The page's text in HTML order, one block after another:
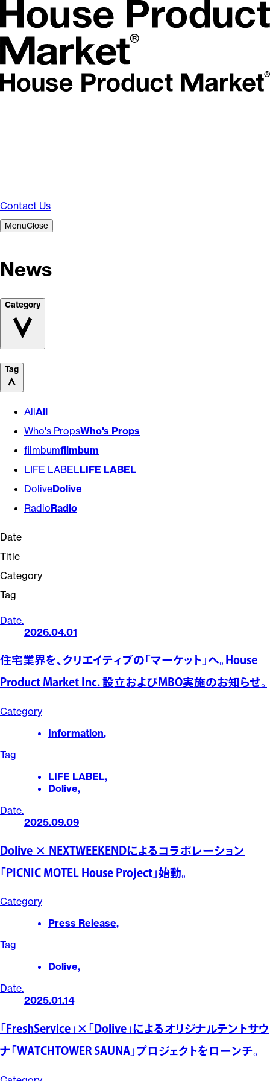
Contact Us
MenuClose
News
Category
Tag
AllAll
Who's PropsWho's Props
filmbumfilmbum
LIFE LABELLIFE LABEL
DoliveDolive
RadioRadio
Date
Title
Category
Tag
Date.
2026.04.01
住宅業界を、クリエイティブの「マーケット」へ。House
Product Market Inc. 設立およびMBO実施のお知らせ。
Category
Information,
Tag
LIFE LABEL,
Dolive,
Date.
2025.09.09
Dolive × NEXTWEEKENDによるコラボレーション
「PICNIC MOTEL House Project」始動。
Category
Press Release,
Tag
Dolive,
Date.
2025.01.14
「FreshService」×「Dolive」によるオリジナルテントサウ
ナ「WATCHTOWER SAUNA」プロジェクトをローンチ。